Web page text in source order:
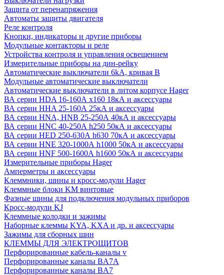
Защита от перенапряжения
Автоматы защиты двигателя
Реле контроля
Кнопки, индикаторы и другие приборы
Модульные контакторы и реле
Устройства контроля и управления освещением
Измерительные приборы на дин-рейку
Автоматические выключатели 6kA, кривая В
Модульные автоматические выключатели
Автоматические выключатели в литом корпусе Hager
ВА серии HDA 16-160А x160 18кА и аксессуары
ВА серии HHA 25-160А 25кА и аксессуары
ВА серии HNA, HNB 25-250А 40кА и аксессуары
ВА серии HNC 40-250А h250 50кА и аксессуары
ВА серии HED 250-630А h630 70кА и аксессуары
ВА серии HNE 320-1000А h1000 50кА и аксессуары
ВА серии HNF 500-1600А h1600 50кА и аксессуары
Измерительные приборы Hager
Амперметры и аксессуары
Клеммники, шины и кросс-модули Hager
Клеммные блоки KM винтовые
Фазные шины для подключения модульных приборов
Кросс-модули KJ
Клеммные колодки и зажимы
Наборные клеммы KYA, KXA и др. и аксессуары
Зажимы для сборных шин
КЛЕММЫ ДЛЯ ЭЛЕКТРОЩИТОВ
Перфорированные кабель-каналы v
Перфорированные каналы BA7A
Перфорированные каналы BA7